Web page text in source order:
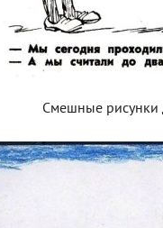
Смешные рисунки